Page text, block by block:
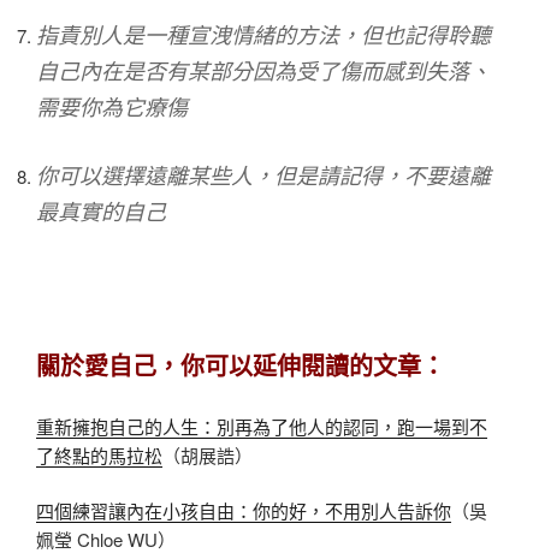
指責別人是一種宣洩情緒的方法，但也記得聆聽
自己內在是否有某部分因為受了傷而感到失落、
需要你為它療傷
你可以選擇遠離某些人，但是請記得，不要遠離
最真實的自己
關於愛自己，你可以延伸閱讀的文章：
重新擁抱自己的人生：別再為了他人的認同，跑一場到不
了終點的馬拉松 （胡展誥）
四個練習讓內在小孩自由：你的好，不用別人告訴你 （吳
姵瑩 Chloe WU）